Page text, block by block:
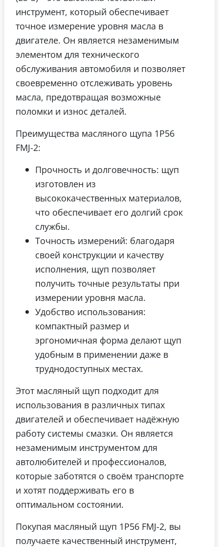
инструмент, который обеспечивает
точное измерение уровня масла в
двигателе. Он является незаменимым
элементом для технического
обслуживания автомобиля и позволяет
своевременно отслеживать уровень
масла, предотвращая возможные
поломки и износ деталей.
Преимущества масляного щупа 1P56
FMJ-2:
Прочность и долговечность: щуп
изготовлен из
высококачественных материалов,
что обеспечивает его долгий срок
службы.
Точность измерений: благодаря
своей конструкции и качеству
исполнения, щуп позволяет
получить точные результаты при
измерении уровня масла.
Удобство использования:
компактный размер и
эргономичная форма делают щуп
удобным в применении даже в
труднодоступных местах.
Этот масляный щуп подходит для
использования в различных типах
двигателей и обеспечивает надёжную
работу системы смазки. Он является
незаменимым инструментом для
автолюбителей и профессионалов,
которые заботятся о своём транспорте
и хотят поддерживать его в
оптимальном состоянии.
Покупая масляный щуп 1P56 FMJ-2, вы
получаете качественный инструмент,